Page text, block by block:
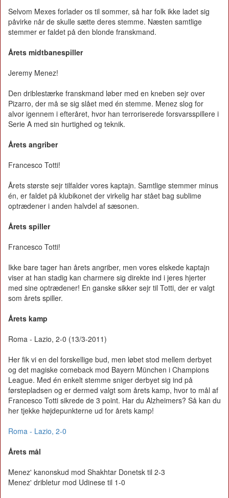
Selvom Mexes forlader os til sommer, så har folk ikke ladet sig
påvirke når de skulle sætte deres stemme. Næsten samtlige
stemmer er faldet på den blonde franskmand.
Årets midtbanespiller
Jeremy Menez!
Den driblestærke franskmand løber med en kneben sejr over
Pizarro, der må se sig slået med én stemme. Menez slog for
alvor igennem i efteråret, hvor han terroriserede forsvarsspillere i
Serie A med sin hurtighed og teknik.
Årets angriber
Francesco Totti!
Årets største sejr tilfalder vores kaptajn. Samtlige stemmer minus
én, er faldet på klubikonet der virkelig har stået bag sublime
optrædener i anden halvdel af sæsonen.
Årets spiller
Francesco Totti!
Ikke bare tager han årets angriber, men vores elskede kaptajn
viser at han stadig kan charmere sig direkte ind i jeres hjerter
med sine optrædener! En ganske sikker sejr til Totti, der er valgt
som årets spiller.
Årets kamp
Roma - Lazio, 2-0 (13/3-2011)
Her fik vi en del forskellige bud, men løbet stod mellem derbyet
og det magiske comeback mod Bayern München i Champions
League. Med én enkelt stemme sniger derbyet sig ind på
førstepladsen og er dermed valgt som årets kamp, hvor to mål af
Francesco Totti sikrede de 3 point. Har du Alzheimers? Så kan du
her tjekke højdepunkterne ud for årets kamp!
Roma - Lazio, 2-0
Årets mål
Menez' kanonskud mod Shakhtar Donetsk til 2-3
Menez' dribletur mod Udinese til 1-0